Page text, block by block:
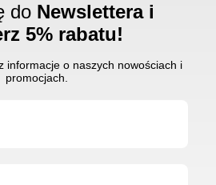
do Newslettera i
5% rabatu!
informacje o naszych nowościach i
promocjach.